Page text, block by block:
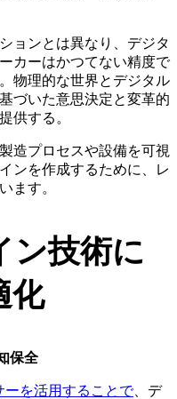
ョンとは異なり、デジタ
カーはかつてない精度で
物理的な世界とデジタル
づいた意思決定と変革的
供する。
造プロセスや設備を可視
ンを作成するために、レ
ます。
ン技術に
化
保全
ーを活用することで、デ